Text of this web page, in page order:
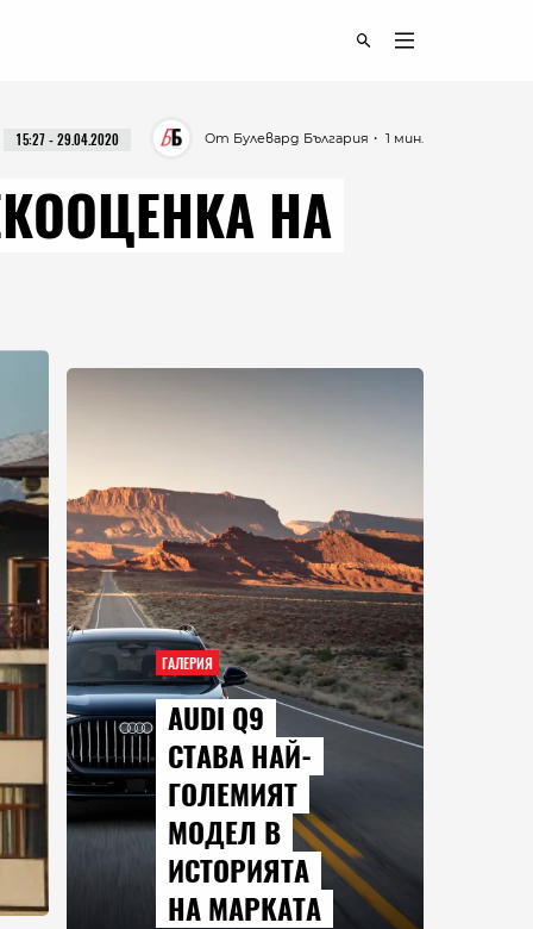
・ 1 мин.
От Булевард България
15:27 - 29.04.2020
НА
ГАЛЕРИЯ
AUDI Q9
СТАВА НАЙ-
ГОЛЕМИЯТ
МОДЕЛ В
ИСТОРИЯТА
НА МАРКАТА